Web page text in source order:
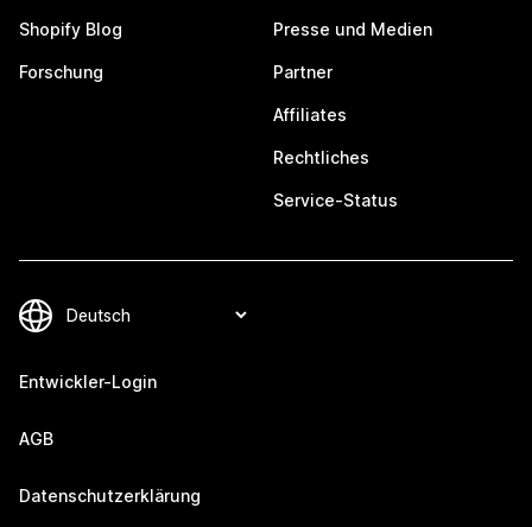
Shopify Blog
Forschung
Presse und Medien
Partner
Affiliates
Rechtliches
Service-Status
Entwickler-Login
AGB
Datenschutzerklärung